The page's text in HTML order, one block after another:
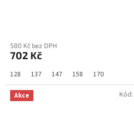
580 Kč bez DPH
702 Kč
128 137 147 158 170
Akce Kód: